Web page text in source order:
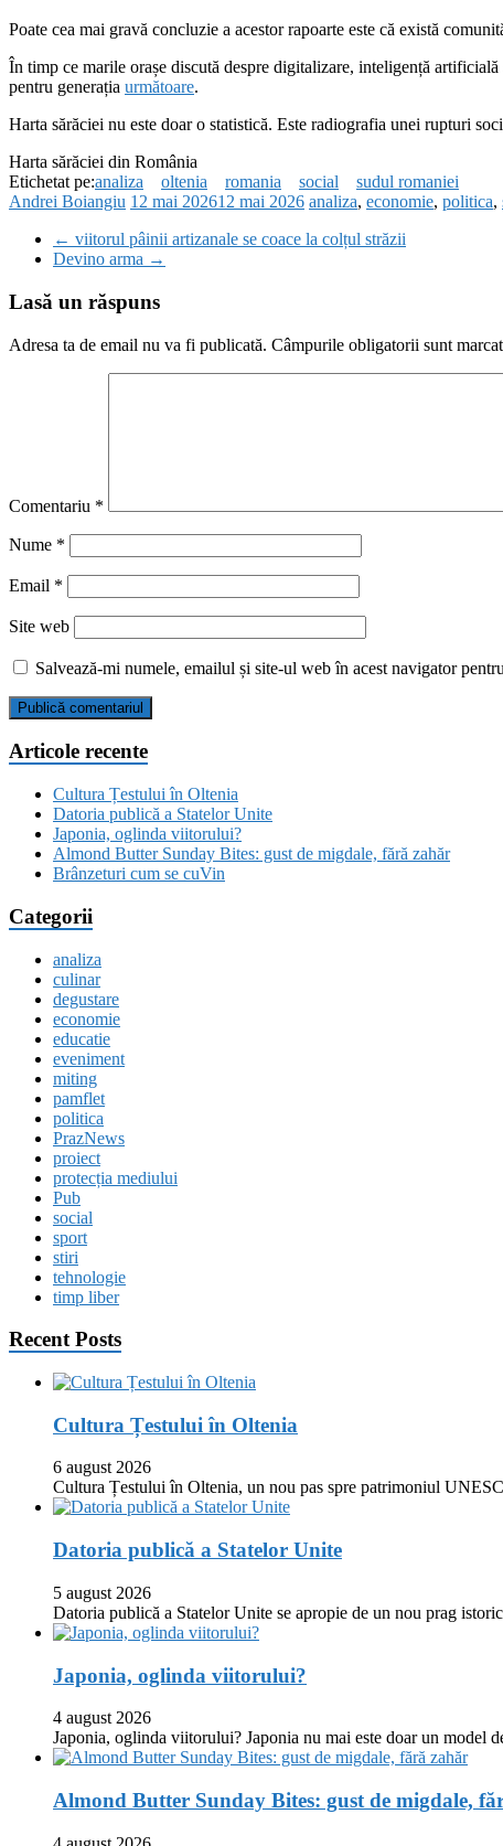
Poate cea mai gravă concluzie a acestor rapoarte este că există
În timp ce marile orașe discută despre digitalizare, inteligență
pentru generația următoare.
Harta sărăciei nu este doar o statistică. Este radiografia unei rupturi
Harta sărăciei din România
Etichetat pe:analiza oltenia romania social
sudul romaniei
Andrei Boiangiu 12 mai 202612 mai 2026 analiza, economie, politica,
← viitorul pâinii artizanale se coace la colțul străzii
Devino arma →
Lasă un răspuns
Adresa ta de email nu va fi publicată. Câmpurile obligatorii sunt
Comentariu *
Nume *
Email *
Site web
Salvează-mi numele, emailul și site-ul web în acest navigator
Articole recente
Cultura Țestului în Oltenia
Datoria publică a Statelor Unite
Japonia, oglinda viitorului?
Almond Butter Sunday Bites: gust de migdale, fără zahăr
Brânzeturi cum se cuVin
Categorii
analiza
culinar
degustare
economie
educatie
eveniment
miting
pamflet
politica
PrazNews
proiect
protecția mediului
Pub
social
sport
stiri
tehnologie
timp liber
Recent Posts
Cultura Țestului în Oltenia
6 august 2026
Cultura Țestului în Oltenia, un nou pas spre patrimoniul
Datoria publică a Statelor Unite
5 august 2026
Datoria publică a Statelor Unite se apropie de un nou prag
Japonia, oglinda viitorului?
4 august 2026
Japonia, oglinda viitorului? Japonia nu mai este doar un model
Almond Butter Sunday Bites: gust de migdale,